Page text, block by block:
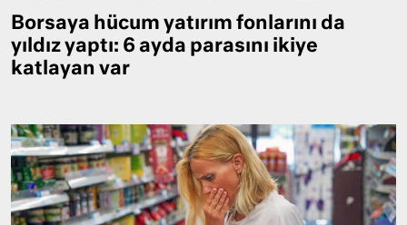
Borsaya hücum yatırım fonlarını da
yıldız yaptı: 6 ayda parasını ikiye
katlayan var